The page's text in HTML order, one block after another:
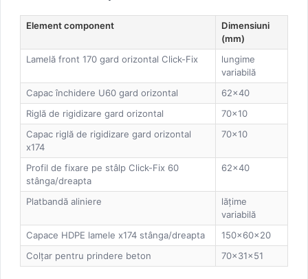
Element component
Dimensiuni
(mm)
Lamelă front 170 gard orizontal Click-Fix
lungime
variabilă
Capac închidere U60 gard orizontal
62×40
Riglă de rigidizare gard orizontal
70×10
Capac riglă de rigidizare gard orizontal
x174
70×10
Profil de fixare pe stâlp Click-Fix 60
stânga/dreapta
62×40
Platbandă aliniere
lățime
variabilă
Capace HDPE lamele x174 stânga/dreapta
150×60×20
Colțar pentru prindere beton
70×31×51